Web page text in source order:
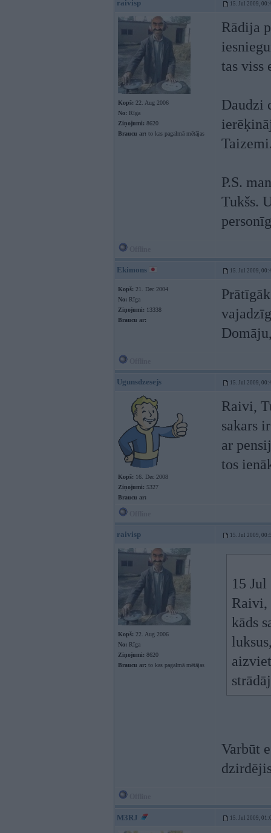
raivisp 15. Jul 2009,
Kopš: 22. Aug 2006
No: Rīga
Ziņojumi: 8620
Braucu ar: to kas pagalmā mētājas
Rādija
tas viss
Daudzi
P.S.
Tukšs.
Ekimons 15. Jul 2009,
Kopš: 21. Dec 2004
No: Rīga
Ziņojumi: 13338
Braucu ar:
Ugunsdzesejs 15. Jul 2009,
Kopš: 16. Dec 2008
Ziņojumi: 5327
Braucu ar:
Raivi,
sakars
ar
tos
raivisp 15. Jul 2009,
Kopš: 22. Aug 2006
No: Rīga
Ziņojumi: 8620
Braucu ar: to kas pagalmā mētājas
15
Raivi,
kāds
Varbūt
M3RJ 15. Jul 2009,